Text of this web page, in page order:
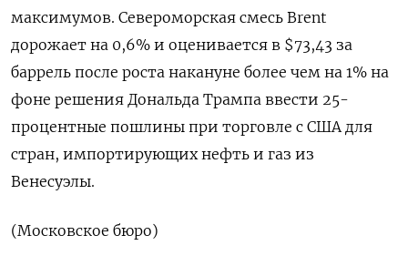
максимумов. Североморская смесь Brent
дорожает на 0,6% и оценивается в $73,43 за
баррель после роста накануне более чем на 1% на
фоне решения Дональда Трампа ввести 25-
процентные пошлины при торговле с США для
стран, импортирующих нефть и газ из
Венесуэлы.
(Московское бюро)